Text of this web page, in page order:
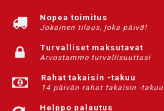
Nopea toimitus
Jokainen tilaus, joka päivä!
Turvalliset maksutavat
Arvostamme turvallisuuttasi
Rahat takaisin -takuu
14 päivän rahat takaisin -takuu
Helppo palautus